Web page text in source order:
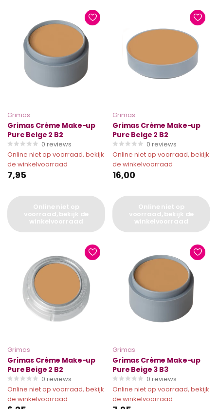
Grimas
Grimas Crème Make-up
Pure Beige 2 B2
0 reviews
Online niet op voorraad, bekijk
de winkelvoorraad
7,95
Online niet op
voorraad, bekijk de
winkelvoorraad
Grimas
Grimas Crème Make-up
Pure Beige 2 B2
0 reviews
Online niet op voorraad, bekijk
de winkelvoorraad
16,00
Online niet op
voorraad, bekijk de
winkelvoorraad
Grimas
Grimas Crème Make-up
Pure Beige 2 B2
0 reviews
Online niet op voorraad, bekijk
de winkelvoorraad
Grimas
Grimas Crème Make-up
Pure Beige 3 B3
0 reviews
Online niet op voorraad, bekijk
de winkelvoorraad